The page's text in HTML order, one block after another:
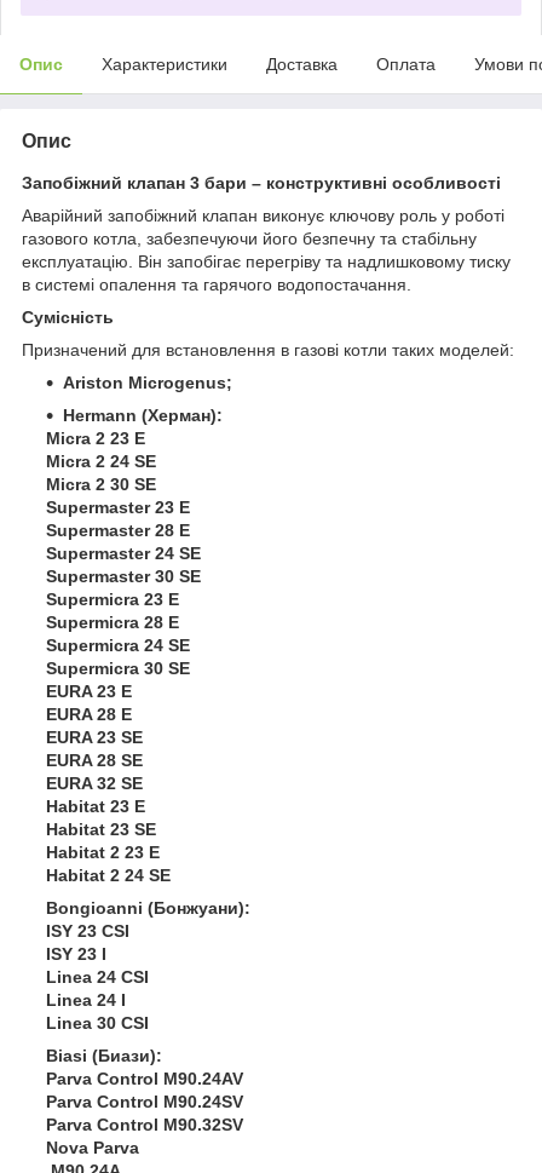
Опис Характеристики Доставка Оплата Умови
Опис
Запобіжний клапан 3 бари – конструктивні особливості
Аварійний запобіжний клапан виконує ключову роль у роботі
газового котла, забезпечуючи його безпечну та стабільну
експлуатацію. Він запобігає перегріву та надлишковому тиску
в системі опалення та гарячого водопостачання.
Сумісність
Призначений для встановлення в газові котли таких моделей:
Ariston Microgenus;
Hermann (Херман):
Micra 2 23 E
Micra 2 24 SE
Micra 2 30 SE
Supermaster 23 E
Supermaster 28 E
Supermaster 24 SE
Supermaster 30 SE
Supermicra 23 E
Supermicra 28 E
Supermicra 24 SE
Supermicra 30 SE
EURA 23 E
EURA 28 E
EURA 23 SE
EURA 28 SE
EURA 32 SE
Habitat 23 E
Habitat 23 SE
Habitat 2 23 E
Habitat 2 24 SE
Bongioanni (Бонжуани):
ISY 23 CSI
ISY 23 I
Linea 24 CSI
Linea 24 I
Linea 30 CSI
Biasi (Биази):
Parva Control M90.24AV
Parva Control M90.24SV
Parva Control M90.32SV
Nova Parva